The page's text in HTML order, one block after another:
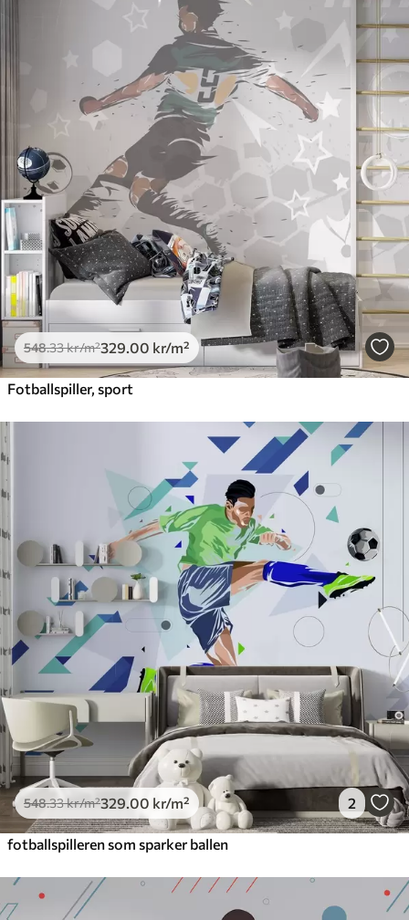
548.33kr/m²329 .00 kr/m²
Fotballspiller, sport
548.33kr/m²329 .00 kr/m² 2
fotballspilleren som sparker ballen